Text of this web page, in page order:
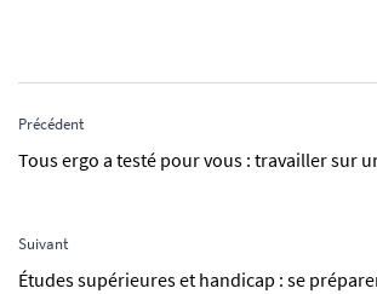
Précédent
Tous ergo a testé pour vous : travailler sur
Suivant
Études supérieures et handicap : se